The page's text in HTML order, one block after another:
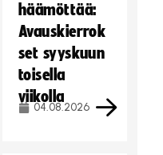
häämöttää:
Avauskierrok
set syyskuun
toisella
viikolla
04.08.2026